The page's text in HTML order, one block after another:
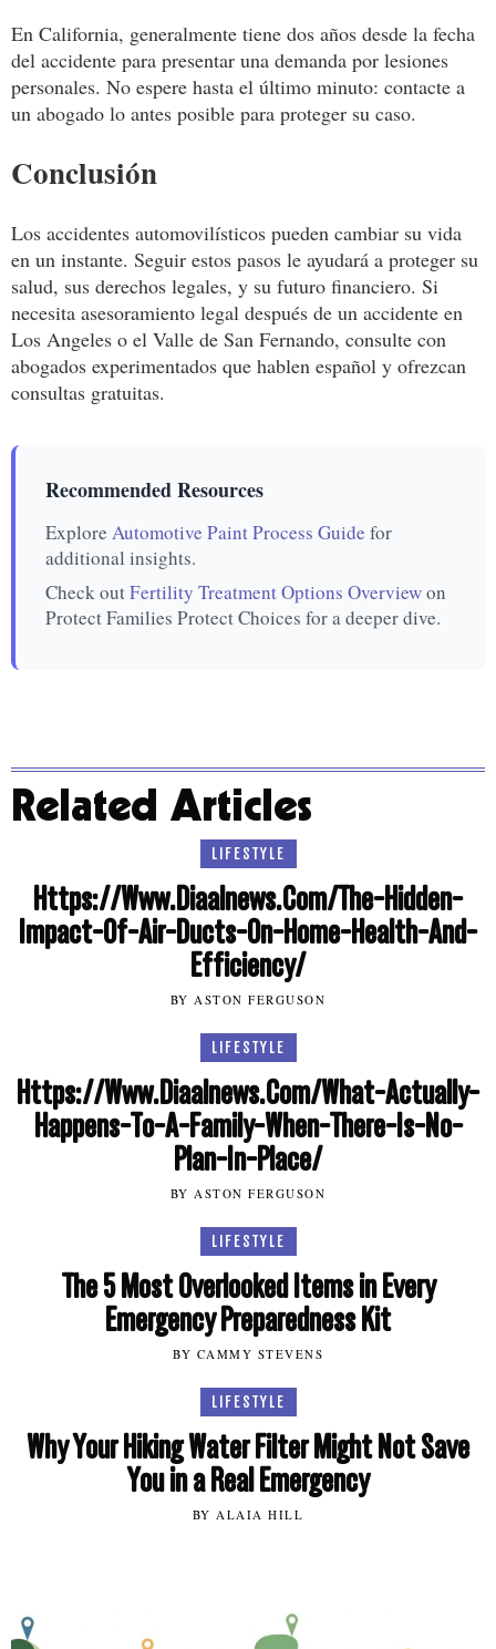
En California, generalmente tiene dos años desde la fecha
del accidente para presentar una demanda por lesiones
personales. No espere hasta el último minuto: contacte a
un abogado lo antes posible para proteger su caso.
Conclusión
Los accidentes automovilísticos pueden cambiar su vida
en un instante. Seguir estos pasos le ayudará a proteger su
salud, sus derechos legales, y su futuro financiero. Si
necesita asesoramiento legal después de un accidente en
Los Angeles o el Valle de San Fernando, consulte con
abogados experimentados que hablen español y ofrezcan
consultas gratuitas.
Recommended Resources
Explore Automotive Paint Process Guide for
additional insights.
Check outFertility Treatment Options Overviewon
Protect Families Protect Choices for a deeper dive.
Related Articles
LIFESTYLE
Https://Www.Diaalnews.Com/The-Hidden-
Impact-Of-Air-Ducts-On-Home-Health-And-
Efficiency/
BY ASTON FERGUSON
LIFESTYLE
Https://Www.Diaalnews.Com/What-Actually-
Happens-To-A-Family-When-There-Is-No-
Plan-In-Place/
BY ASTON FERGUSON
LIFESTYLE
The 5 Most Overlooked Items in Every
Emergency Preparedness Kit
BY CAMMY STEVENS
LIFESTYLE
Why Your Hiking Water Filter Might Not Save
You in a Real Emergency
BY ALAIA HILL